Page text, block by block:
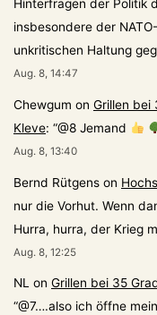
Hinterfragen der Politik
insbesondere der
unkritischen Haltung
Aug. 8, 14:47
Chewgum on Grillen bei
Kleve: “@8 Jemand
Aug. 8, 13:40
Bernd Rütgens on
nur die Vorhut. Wenn
Hurra, hurra, der Krieg
Aug. 8, 12:25
NL on Grillen bei 35
“@7….also ich öffne